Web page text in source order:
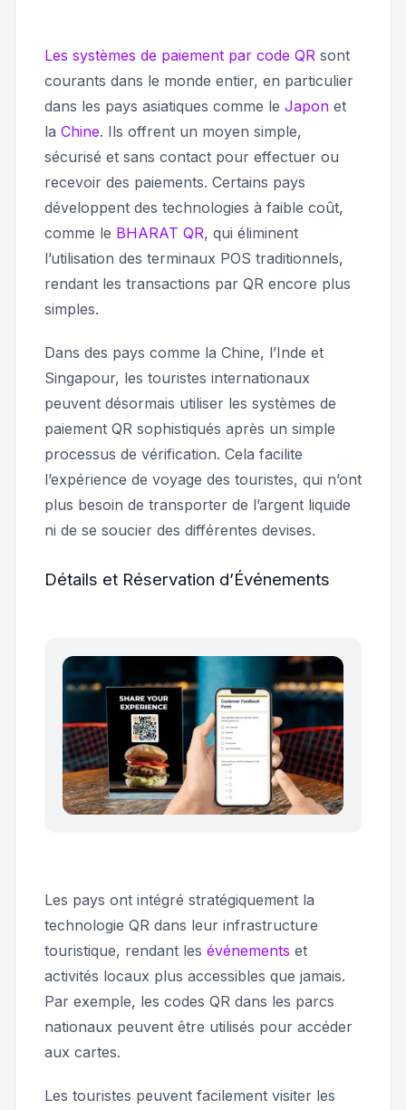
Les systèmes de paiement par code QR sont
courants dans le monde entier, en particulier
dans les pays asiatiques comme le Japon et
la Chine. Ils offrent un moyen simple,
sécurisé et sans contact pour effectuer ou
recevoir des paiements. Certains pays
développent des technologies à faible coût,
comme le BHARAT QR, qui éliminent
l’utilisation des terminaux POS traditionnels,
rendant les transactions par QR encore plus
simples.
Dans des pays comme la Chine, l’Inde et
Singapour, les touristes internationaux
peuvent désormais utiliser les systèmes de
paiement QR sophistiqués après un simple
processus de vérification. Cela facilite
l’expérience de voyage des touristes, qui n’ont
plus besoin de transporter de l’argent liquide
ni de se soucier des différentes devises.
Détails et Réservation d’Événements
Les pays ont intégré stratégiquement la
technologie QR dans leur infrastructure
touristique, rendant les événements et
activités locaux plus accessibles que jamais.
Par exemple, les codes QR dans les parcs
nationaux peuvent être utilisés pour accéder
aux cartes.
Les touristes peuvent facilement visiter les